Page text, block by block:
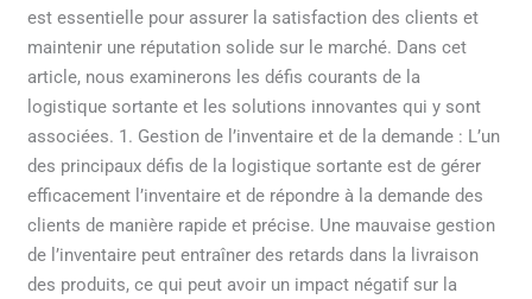
est essentielle pour assurer la satisfaction des clients et
maintenir une réputation solide sur le marché. Dans cet
article, nous examinerons les défis courants de la
logistique sortante et les solutions innovantes qui y sont
associées. 1. Gestion de l’inventaire et de la demande : L’un
des principaux défis de la logistique sortante est de gérer
efficacement l’inventaire et de répondre à la demande des
clients de manière rapide et précise. Une mauvaise gestion
de l’inventaire peut entraîner des retards dans la livraison
des produits, ce qui peut avoir un impact négatif sur la